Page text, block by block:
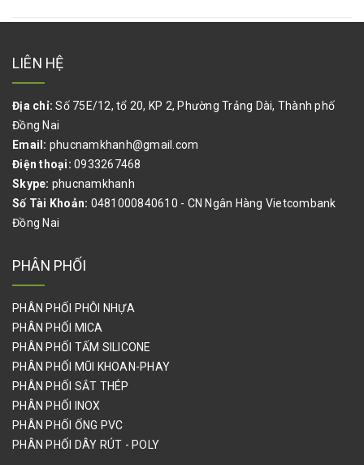
TÚI PE,BAO BÌ KRAFT,VẢI BỐ,THÙNG CARTON
BÌNH ẮC QUY, BÌNH ĐIỆN, BÌNH SẠC, BÌNH ỔN ÁP
DẦU NHỚT CÔNG NGHIỆP
QUE HÀN, VẬT TƯ HÀN
VẬT TƯ NGŨ KIM NGÀNH GỖ
PALLET, GỖ VÁN CÔNG NGHIỆP
PHỤ KIỆN KHỚP NỐI HJ, ỐNG THÉP BỌC NHỰA HÀN QUỐC
SƠN NƯỚC,SƠN DẦU,SƠN CHỐNG THẤM,SƠN NỀN EPOXY,GIA
CÔNG SƠN HẤP NHIỆT
CÂN ĐIỆN TỬ,CÂN BÀN ĐIỆN TỬ,CÂN PHÂN TÍCH,CÂN ĐẾM
MẪU
LIÊN HỆ
Địa chỉ: Số 75E/12, tổ 20, KP 2, Phường Trảng Dài, Thành phố
Đồng Nai
Email: phucnamkhanh@gmail.com
Điện thoại: 0933267468
Skype: phucnamkhanh
Số Tài Khoản: 0481000840610 - CN Ngân Hàng Vietcombank
Đồng Nai
PHÂN PHỐI
PHÂN PHỐI PHÔI NHỰA
PHÂN PHỐI MICA
PHÂN PHỐI TẤM SILICONE
PHÂN PHỐI MŨI KHOAN-PHAY
PHÂN PHỐI SẮT THÉP
PHÂN PHỐI INOX
PHÂN PHỐI ỐNG PVC
PHÂN PHỐI DÂY RÚT - POLY